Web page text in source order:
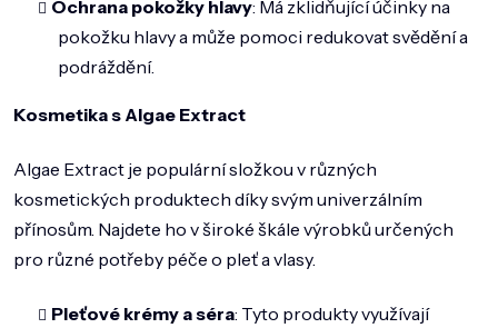
Ochrana pokožky hlavy: Má zklidňující účinky na
pokožku hlavy a může pomoci redukovat svědění a
podráždění.
Kosmetika s Algae Extract
Algae Extract je populární složkou v různých
kosmetických produktech díky svým univerzálním
přínosům. Najdete ho v široké škále výrobků určených
pro různé potřeby péče o pleť a vlasy.
Pleťové krémy a séra: Tyto produkty využívají